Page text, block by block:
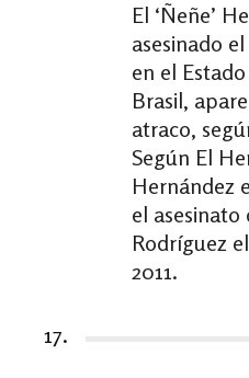
El ‘Ñeñe’
asesinado
en el
Brasil,
atraco,
Según El
Hernández
el asesinato
Rodríguez
2011.
17.